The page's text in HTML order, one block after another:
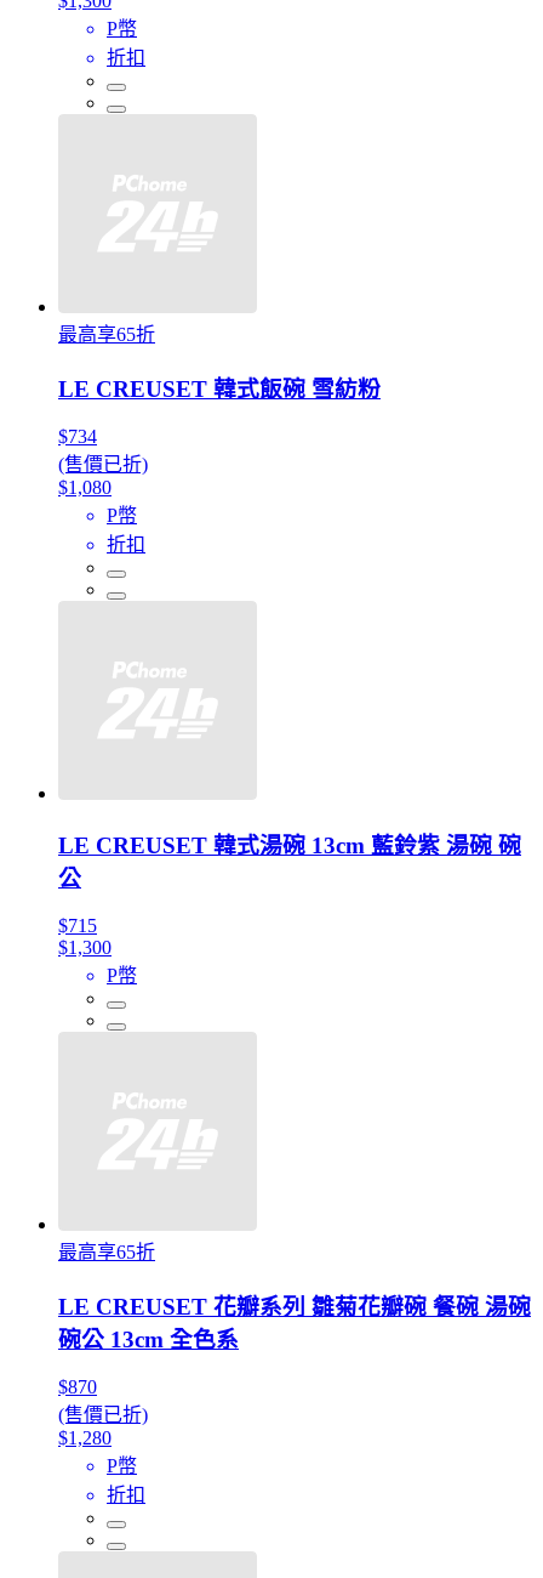
P幣
折扣
最高享65折
LE CREUSET 韓式飯碗 雪紡粉
$734
(售價已折)
$1,080
P幣
折扣
LE CREUSET 韓式湯碗 13cm 藍鈴紫 湯碗 碗
公
$715
$1,300
P幣
最高享65折
LE CREUSET 花瓣系列 雛菊花瓣碗 餐碗 湯碗
碗公 13cm 全色系
$870
(售價已折)
$1,280
P幣
折扣